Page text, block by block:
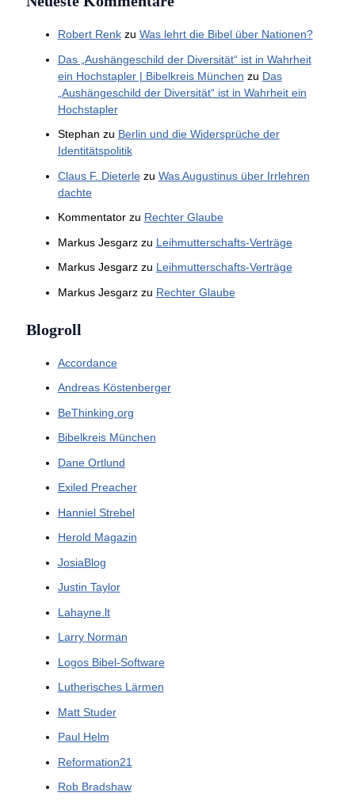
Robert Renkzu Was lehrt die Bibel über Nationen?
Das „Aushängeschild der Diversität“ ist in Wahrheit
ein Hochstapler | Bibelkreis München zu Das
„Aushängeschild der Diversität“ ist in Wahrheit ein
Hochstapler
Stephan zu Berlin und die Widersprüche der
Identitätspolitik
Claus F. Dieterlezu Was Augustinus über Irrlehren
dachte
Kommentatorzu Rechter Glaube
Markus Jesgarzzu Leihmutterschafts-Verträge
Markus Jesgarzzu Leihmutterschafts-Verträge
Markus Jesgarzzu Rechter Glaube
Blogroll
Accordance
Andreas Köstenberger
BeThinking.org
Bibelkreis München
Dane Ortlund
Exiled Preacher
Hanniel Strebel
Herold Magazin
JosiaBlog
Justin Taylor
Lahayne.lt
Larry Norman
Logos Bibel-Software
Lutherisches Lärmen
Matt Studer
Paul Helm
Reformation21
Rob Bradshaw